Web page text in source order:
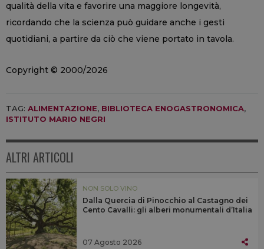
qualità della vita e favorire una maggiore longevità,
ricordando che la scienza può guidare anche i gesti
quotidiani, a partire da ciò che viene portato in tavola.
Copyright © 2000/2026
TAG: ALIMENTAZIONE, BIBLIOTECA ENOGASTRONOMICA,
ISTITUTO MARIO NEGRI
ALTRI ARTICOLI
NON SOLO VINO
Dalla Quercia di Pinocchio al Castagno dei
Cento Cavalli: gli alberi monumentali d’Italia
07 Agosto 2026